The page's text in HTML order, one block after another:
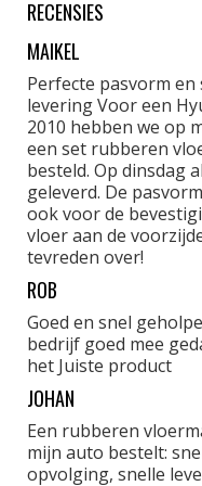
RECENSIES
MAIKEL
Perfecte pasvorm en
levering Voor een
2010 hebben we op
een set rubberen
besteld. Op dinsdag
geleverd. De
ook voor de
vloer aan de
tevreden over!
ROB
Goed en snel
bedrijf goed mee
het Juiste product
JOHAN
Een rubberen
mijn auto bestelt:
opvolging, snelle